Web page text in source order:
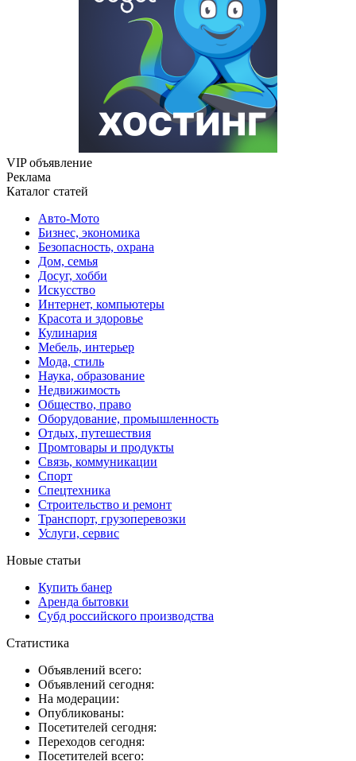
VIP объявление
Реклама
Каталог статей
Авто-Мото
Бизнес, экономика
Безопасность, охрана
Дом, семья
Досуг, хобби
Искусство
Интернет, компьютеры
Красота и здоровье
Кулинария
Мебель, интерьер
Мода, стиль
Наука, образование
Недвижимость
Общество, право
Оборудование, промышленность
Отдых, путешествия
Промтовары и продукты
Связь, коммуникации
Спорт
Спецтехника
Строительство и ремонт
Транспорт, грузоперевозки
Услуги, сервис
Новые статьи
Купить банер
Аренда бытовки
Субд российского производства
Статистика
Объявлений всего:
Объявлений сегодня:
На модерации:
Опубликованы:
Посетителей сегодня:
Переходов сегодня:
Посетителей всего: